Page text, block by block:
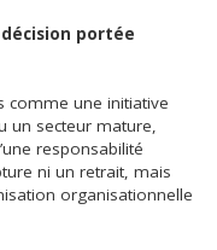
portée
comme une initiative
un secteur mature,
responsabilité
ni un retrait, mais
organisationnelle